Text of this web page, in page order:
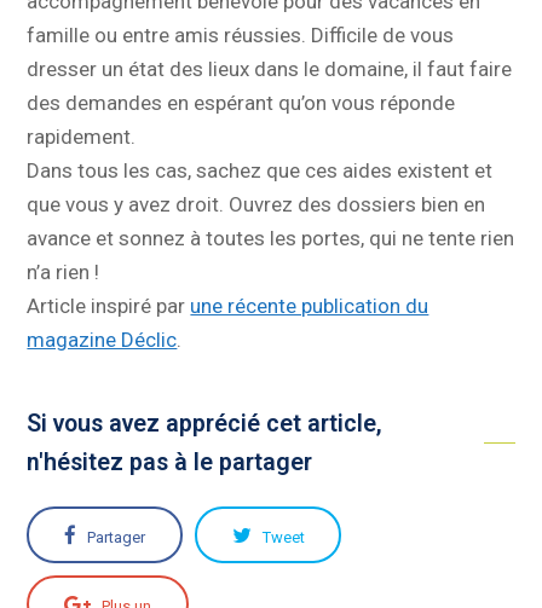
famille ou entre amis réussies. Difficile de vous
dresser un état des lieux dans le domaine, il faut faire
des demandes en espérant qu’on vous réponde
rapidement.
Dans tous les cas, sachez que ces aides existent et
que vous y avez droit. Ouvrez des dossiers bien en
avance et sonnez à toutes les portes, qui ne tente rien
n’a rien !
Article inspiré par une récente publication du
magazine Déclic
Si vous avez apprécié cet article,
n'hésitez pas à le partager
Partager Tweet